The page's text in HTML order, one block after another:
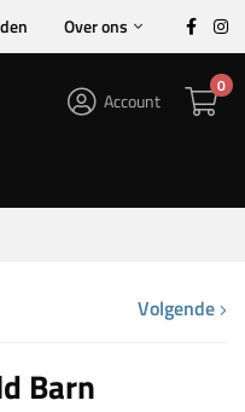
Over ons
0
Account
Volgende
Barn